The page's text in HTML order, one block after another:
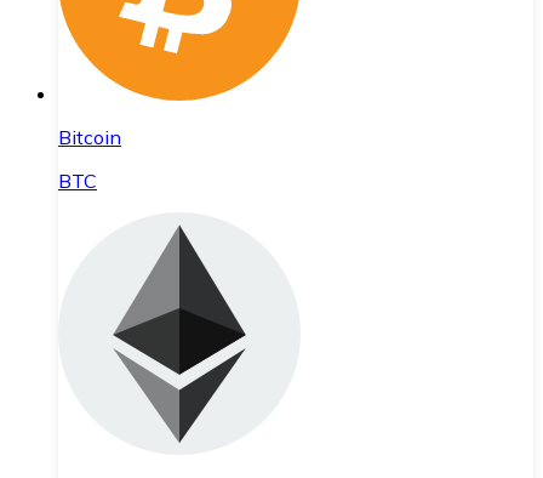
Bitcoin
BTC